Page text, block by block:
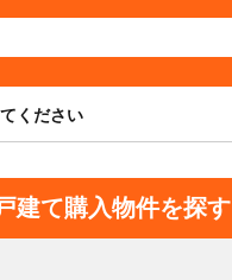
ください
建て購入物件を探す